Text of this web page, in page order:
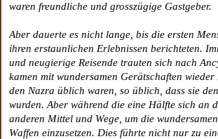
waren freundliche und grosszügige Gastgeber.
Aber dauerte es nicht lange, bis die ersten
ihren erstaunlichen Erlebnissen berichteten.
und neugierige Reisende trauten sich nach
kamen mit wundersamen Gerätschaften
den Nazra üblich waren, so üblich, dass sie
wurden. Aber während die eine Hälfte sich an
anderen Mittel und Wege, um die
Waffen einzusetzen. Dies führte nicht nur zu